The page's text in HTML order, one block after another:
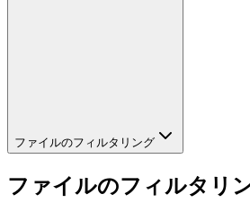
ファイルのフィルタリング
ファイルのフィルタリ